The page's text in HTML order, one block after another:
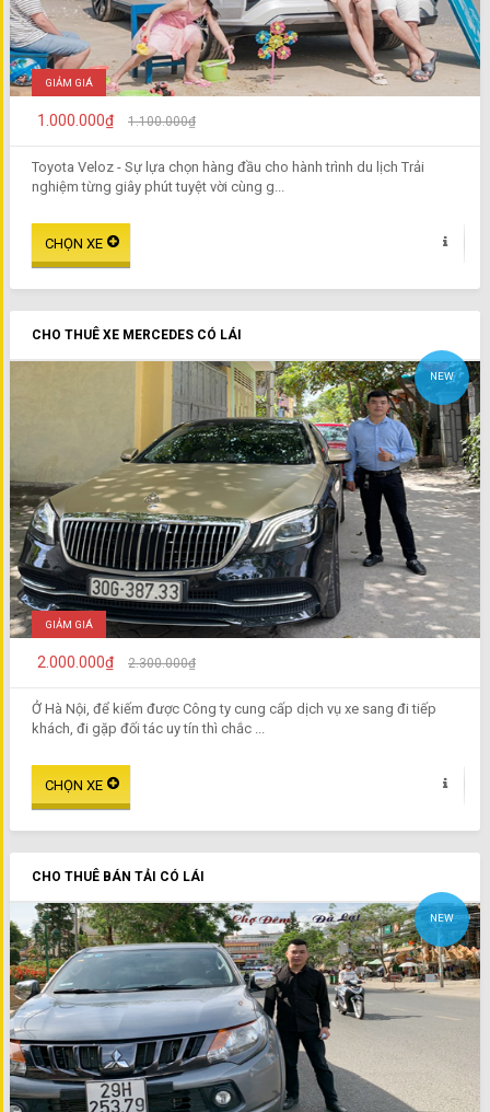
GIẢM GIÁ
1.000.000₫ 1.100.000₫
Toyota Veloz - Sự lựa chọn hàng đầu cho hành trình du lịch Trải
nghiệm từng giây phút tuyệt vời cùng g...
CHO THUÊ XE MERCEDES CÓ LÁI
NEW
GIẢM GIÁ
2.000.000₫ 2.300.000₫
Ở Hà Nội, để kiếm được Công ty cung cấp dịch vụ xe sang đi tiếp
khách, đi gặp đối tác uy tín thì chắc ...
CHO THUÊ BÁN TẢI CÓ LÁI
NEW